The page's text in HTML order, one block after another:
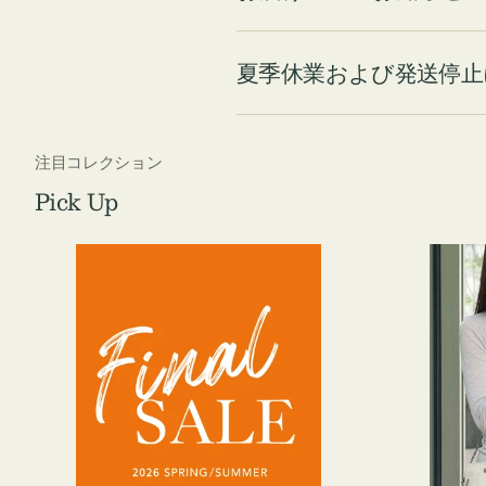
夏季休業および発送停
注目コレクション
Pick Up